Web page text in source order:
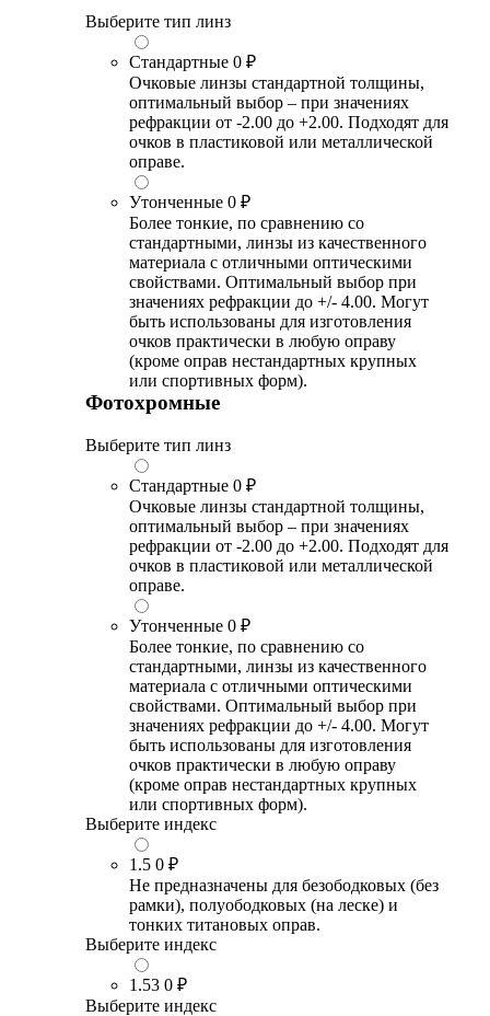
Выберите тип линз
Стандартные 0 ₽
Очковые линзы стандартной толщины,
оптимальный выбор – при значениях
рефракции от -2.00 до +2.00. Подходят для
очков в пластиковой или металлической
оправе.
Утонченные 0 ₽
Более тонкие, по сравнению со
стандартными, линзы из качественного
материала с отличными оптическими
свойствами. Оптимальный выбор при
значениях рефракции до +/- 4.00. Могут
быть использованы для изготовления
очков практически в любую оправу
(кроме оправ нестандартных крупных
или спортивных форм).
Фотохромные
Выберите тип линз
Стандартные 0 ₽
Очковые линзы стандартной толщины,
оптимальный выбор – при значениях
рефракции от -2.00 до +2.00. Подходят для
очков в пластиковой или металлической
оправе.
Утонченные 0 ₽
Более тонкие, по сравнению со
стандартными, линзы из качественного
материала с отличными оптическими
свойствами. Оптимальный выбор при
значениях рефракции до +/- 4.00. Могут
быть использованы для изготовления
очков практически в любую оправу
(кроме оправ нестандартных крупных
или спортивных форм).
Выберите индекс
1.5 0 ₽
Не предназначены для безободковых (без
рамки), полуободковых (на леске) и
тонких титановых оправ.
Выберите индекс
1.53 0 ₽
Выберите индекс